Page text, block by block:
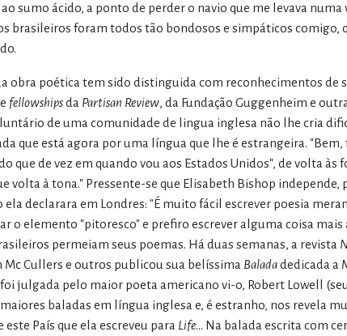
sumo ácido, a ponto de perder o navio que me levava
brasileiros foram todos tão bondosos e simpáticos comigo,
obra poética tem sido distinguida com reconhecimentos de
fellowshipsda Partisan Review, da Fundação Guggenheim e
de uma comunidade de lingua inglesa não lhe cria
que está agora por uma língua que lhe é estrangeira.
que de vez em quando vou aos Estados Unidos", de volta
volta à tona." Pressente-se que Elisabeth Bishop independe,
declarara em Londres: "É muito fácil escrever poesia
o elemento "pitoresco" e prefiro escrever alguma coisa mais
permeiam seus poemas. Há duas semanas, a revista
Mc Cullers e outros publicou sua belíssima Baladadedicada a
julgada pelo maior poeta americano vi-o, Robert Lowell
baladas em língua inglesa e, é estranho, nos revela
País que ela escreveu para Life... Na balada escrita com